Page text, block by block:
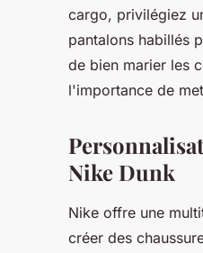
cargo, privilégiez
pantalons habillés
de bien marier les
l'importance de
Nike Dunk
Nike offre une
créer des